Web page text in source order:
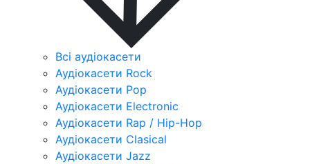
Всі аудіокасети
Аудіокасети Rock
Аудіокасети Pop
Аудіокасети Electronic
Аудіокасети Rap / Hip-Hop
Аудіокасети Clasical
Аудіокасети Jazz